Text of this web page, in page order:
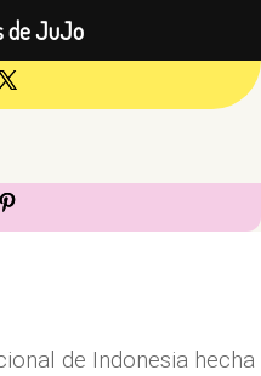
de Indonesia hecha
de JuJo